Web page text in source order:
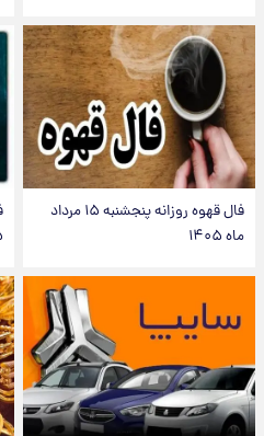
فال قهوه روزانه پنجشنبه ۱۵ مرداد
ماه ۱۴۰۵